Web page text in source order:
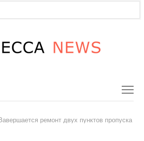
ремонт двух пунктов пропуска в